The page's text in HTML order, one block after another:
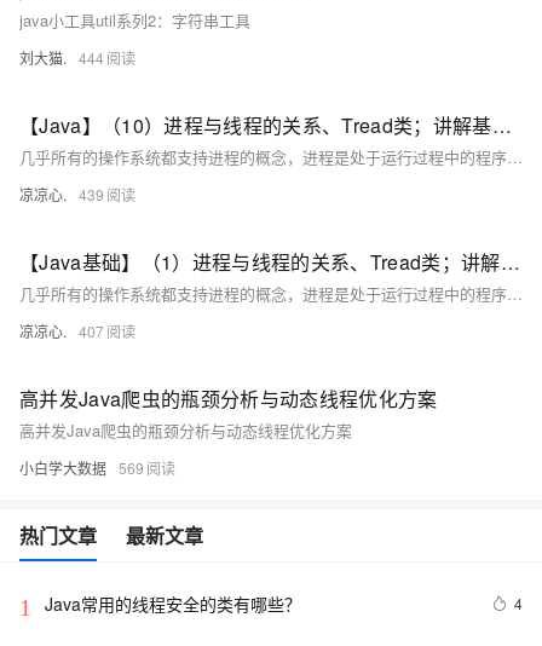
java小工具util系列2：字符串工具
刘大猫. 444
【Java】（10）进程与线程的关系、Tread类；讲解基本线程安全、网络编程内容；JSON序列化与反序列化
几乎所有的操作系统都支持进程的概念，进程是处于运行过程中的程序，并且具有一定的独立功能，进程是系统进行资源分配和调度的一个独立单位一般而言，进程包含如下三个特征。独立性动态性并发性。
凉凉心. 439
【Java基础】（1）进程与线程的关系、Tread类；讲解基本线程安全、网络编程内容；JSON序列化与反序列化
几乎所有的操作系统都支持进程的概念，进程是处于运行过程中的程序，并且具有一定的独立功能，进程是系统进行资源分配和调度的一个独立单位一般而言，进程包含如下三个特征。独立性动态性并发性。
凉凉心. 407
高并发Java爬虫的瓶颈分析与动态线程优化方案
高并发Java爬虫的瓶颈分析与动态线程优化方案
小白学大数据 569
热门文章 最新文章
1 Java常用的线程安全的类有哪些？ 4